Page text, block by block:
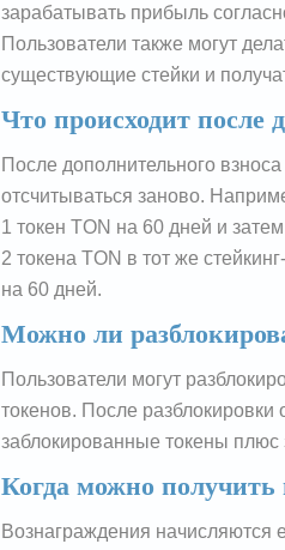
зарабатывать прибыль
Пользователи также могут
существующие стейки и
Что происходит после
После дополнительного
отсчитываться заново.
1 токен TON на 60 дней и
2 токена TON в тот же
на 60 дней.
Можно ли
Пользователи могут
токенов. После
заблокированные токены
Когда можно получить
Вознаграждения начисляются